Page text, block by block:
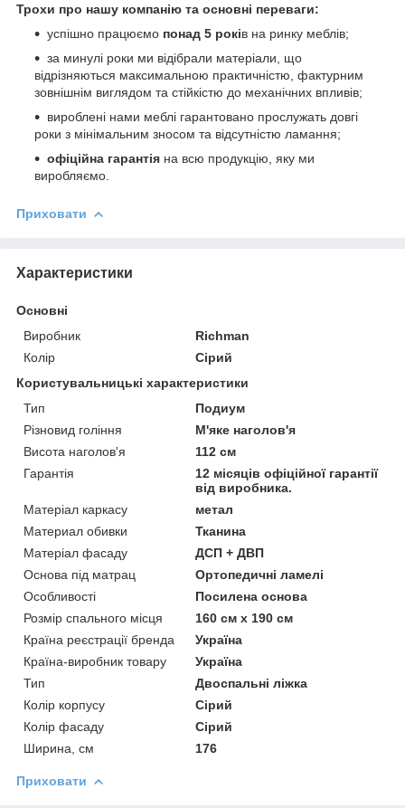
Трохи про нашу компанію та основні переваги:
успішно працюємо понад 5 років на ринку меблів;
за минулі роки ми відібрали матеріали, що
відрізняються максимальною практичністю, фактурним
зовнішнім виглядом та стійкістю до механічних впливів;
вироблені нами меблі гарантовано прослужать довгі
роки з мінімальним зносом та відсутністю ламання;
офіційна гарантія на всю продукцію, яку ми
виробляємо.
Приховати
Характеристики
Основні
Виробник
Richman
Колір
Сірий
Користувальницькі характеристики
Тип
Подиум
Різновид гоління
М'яке наголов'я
Висота наголов'я
112 см
Гарантія
12 місяців офіційної гарантії
від виробника.
Матеріал каркасу
метал
Материал обивки
Тканина
Матеріал фасаду
ДСП + ДВП
Основа під матрац
Ортопедичні ламелі
Особливості
Посилена основа
Розмір спального місця
160 см х 190 см
Країна реєстрації бренда
Україна
Країна-виробник товару
Україна
Тип
Двоспальні ліжка
Колір корпусу
Сірий
Колір фасаду
Сірий
Ширина, см
176
Приховати